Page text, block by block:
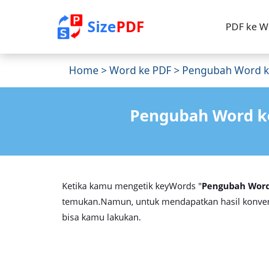
SizePDF PDF ke
Home > Word ke PDF > Pengubah Word
Pengubah Word
Ketika kamu mengetik keyWords "Pengubah
temukan.Namun, untuk mendapatkan hasil
bisa kamu lakukan.